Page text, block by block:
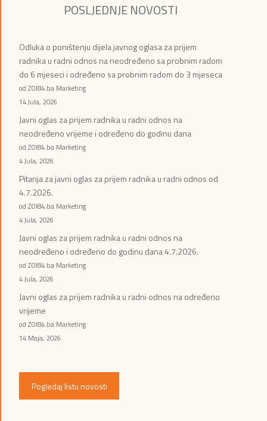
POSLJEDNJE NOVOSTI
Odluka o poništenju dijela javnog oglasa za prijem
radnika u radni odnos na neodređeno sa probnim radom
do 6 mjeseci i određeno sa probnim radom do 3 mjeseca
od ZOI84.ba Marketing
14 Jula, 2026
Javni oglas za prijem radnika u radni odnos na
neodređeno vrijeme i određeno do godinu dana
od ZOI84.ba Marketing
4 Jula, 2026
Pitanja za javni oglas za prijem radnika u radni odnos od
4.7.2026.
od ZOI84.ba Marketing
4 Jula, 2026
Javni oglas za prijem radnika u radni odnos na
neodređeno i određeno do godinu dana 4.7.2026.
od ZOI84.ba Marketing
4 Jula, 2026
Javni oglas za prijem radnika u radni odnos na određeno
vrijeme
od ZOI84.ba Marketing
14 Maja, 2026
Pogledaj listu novosti